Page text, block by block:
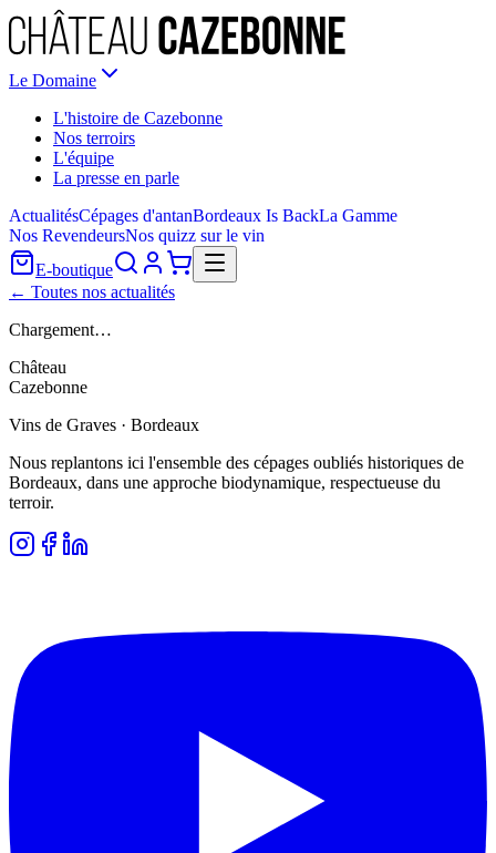
Le Domaine
L'histoire de Cazebonne
Nos terroirs
L'équipe
La presse en parle
ActualitésCépages d'antanBordeaux Is BackLa Gamme
Nos RevendeursNos quizz sur le vin
E-boutique
← Toutes nos actualités
Chargement…
Château
Cazebonne
Vins de Graves · Bordeaux
Nous replantons ici l'ensemble des cépages oubliés historiques de
Bordeaux, dans une approche biodynamique, respectueuse du
terroir.